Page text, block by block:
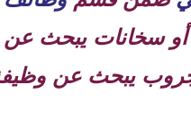
أو سخانات يبحث
جروب يبحث عن